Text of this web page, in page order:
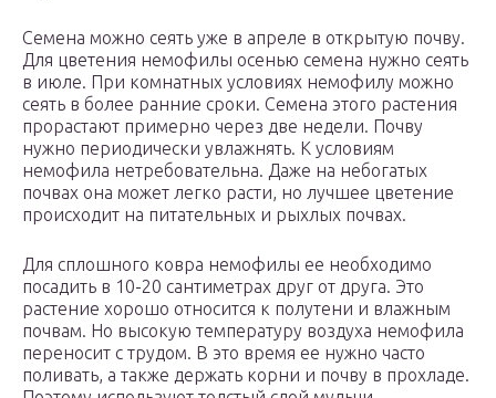
Семена можно сеять уже в апреле в открытую почву.
Для цветения немофилы осенью семена нужно сеять
в июле. При комнатных условиях немофилу можно
сеять в более ранние сроки. Семена этого растения
прорастают примерно через две недели. Почву
нужно периодически увлажнять. К условиям
немофила нетребовательна. Даже на небогатых
почвах она может легко расти, но лучшее цветение
происходит на питательных и рыхлых почвах.
Для сплошного ковра немофилы ее необходимо
посадить в 10-20 сантиметрах друг от друга. Это
растение хорошо относится к полутени и влажным
почвам. Но высокую температуру воздуха немофила
переносит с трудом. В это время ее нужно часто
поливать, а также держать корни и почву в прохладе.